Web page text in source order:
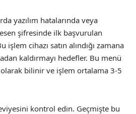
yazılım hatalarında veya
şifresinde ilk başvurulan
işlem cihazı satın alındığı zamana
kaldırmayı hedefler. Bu menü
olarak bilinir ve işlem ortalama 3-5
kontrol edin. Geçmişte bu